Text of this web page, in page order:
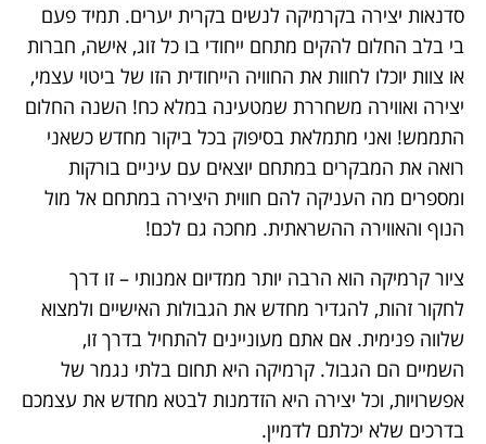
סדנאות יצירה בקרמיקה לנשים בקרית יערים. תמיד פעם
בי בלב החלום להקים מתחם ייחודי בו כל זוג, אישה, חברות
או צוות יוכלו לחוות את החוויה הייחודית הזו של ביטוי עצמי,
יצירה ואווירה משחררת שמטעינה במלא כח! השנה החלום
התממש! ואני מתמלאת בסיפוק בכל ביקור מחדש כשאני
רואה את המבקרים במתחם יוצאים עם עיניים בורקות
ומספרים מה העניקה להם חווית היצירה במתחם אל מול
הנוף והאווירה ההשראתית. מחכה גם לכם!
ציור קרמיקה הוא הרבה יותר ממדיום אמנותי – זו דרך
לחקור זהות, להגדיר מחדש את הגבולות האישיים ולמצוא
שלווה פנימית. אם אתם מעוניינים להתחיל בדרך זו,
השמיים הם הגבול. קרמיקה היא תחום בלתי נגמר של
אפשרויות, וכל יצירה היא הזדמנות לבטא מחדש את עצמכם
בדרכים שלא יכלתם לדמיין.